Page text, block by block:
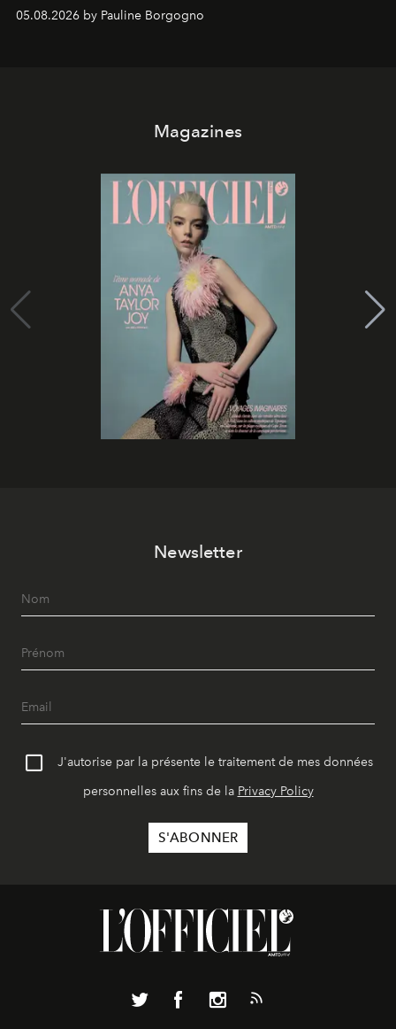
05.08.2026 by Pauline Borgogno
Magazines
Newsletter
J'autorise par la présente le traitement de mes données
personnelles aux fins de la Privacy Policy